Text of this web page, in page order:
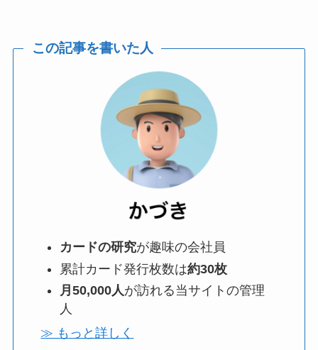
この記事を書いた人
カードの研究が趣味の会社員
累計カード発行枚数は約30枚
月50,000人が訪れる当サイトの管理
人
≫ もっと詳しく